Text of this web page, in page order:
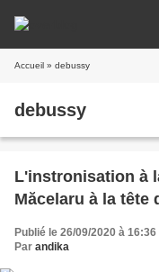
Accueil » debussy
debussy
L'instronisation à
Măcelaru à la tête
Publié le 26/09/2020 à 16:36
Par andika